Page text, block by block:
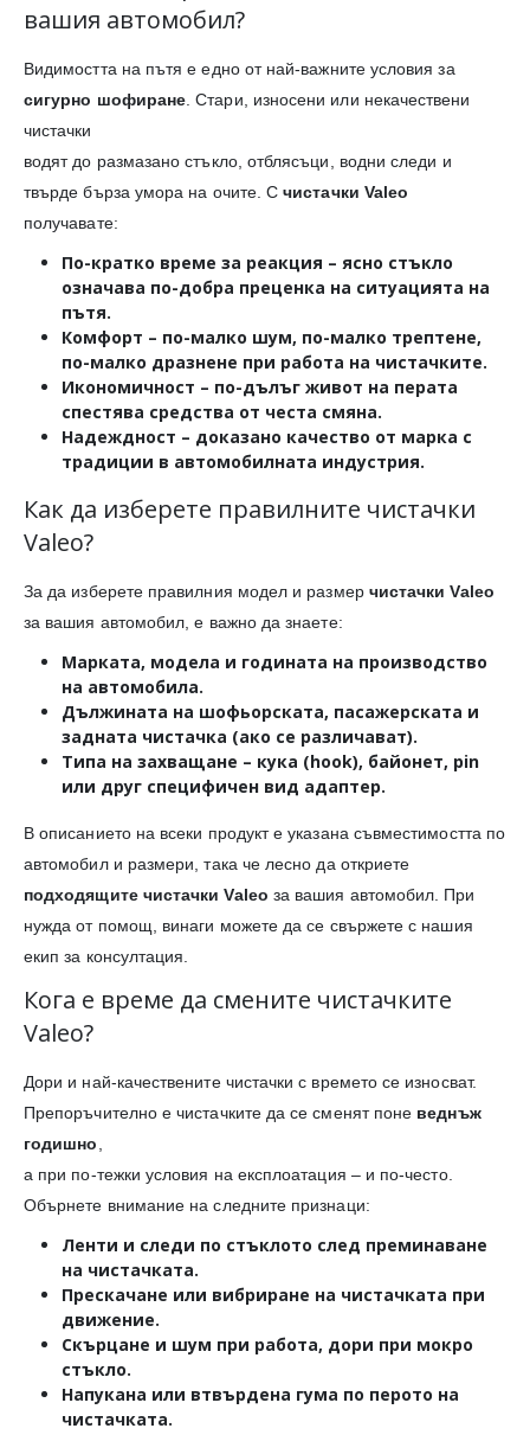
вашия автомобил?
Видимостта на пътя е едно от най-важните условия за
сигурно шофиране . Стари, износени или некачествени
чистачки
водят до размазано стъкло, отблясъци, водни следи и
твърде бърза умора на очите. Счистачки Valeo
получавате:
По-кратко време за реакция – ясно стъкло
означава по-добра преценка на ситуацията на
пътя.
Комфорт – по-малко шум, по-малко трептене,
по-малко дразнене при работа на чистачките.
Икономичност – по-дълъг живот на перата
спестява средства от честа смяна.
Надеждност – доказано качество от марка с
традиции в автомобилната индустрия.
Как да изберете правилните чистачки
Valeo?
За да изберете правилния модел и размер чистачки Valeo
за вашия автомобил, е важно да знаете:
Марката, модела и годината на производство
на автомобила.
Дължината на шофьорската, пасажерската и
задната чистачка (ако се различават).
Типа на захващане – кука (hook), байонет, pin
или друг специфичен вид адаптер.
В описанието на всеки продукт е указана съвместимостта по
автомобил и размери, така че лесно да откриете
подходящите чистачки Valeo за вашия автомобил. При
нужда от помощ, винаги можете да се свържете с нашия
екип за консултация.
Кога е време да смените чистачките
Valeo?
Дори и най-качествените чистачки с времето се износват.
Препоръчително е чистачките да се сменят поне веднъж
годишно
а при по-тежки условия на експлоатация – и по-често.
Обърнете внимание на следните признаци:
Ленти и следи по стъклото след преминаване
на чистачката.
Прескачане или вибриране на чистачката при
движение.
Скърцане и шум при работа, дори при мокро
стъкло.
Напукана или втвърдена гума по перото на
чистачката.